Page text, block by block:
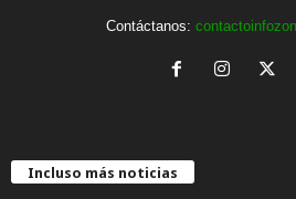
Contáctanos:
Incluso más noticias